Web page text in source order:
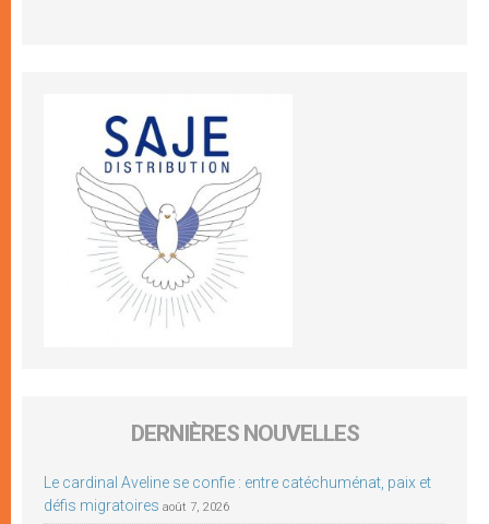
DERNIÈRES NOUVELLES
Le cardinal Aveline se confie : entre catéchuménat, paix et
défis migratoires août 7, 2026